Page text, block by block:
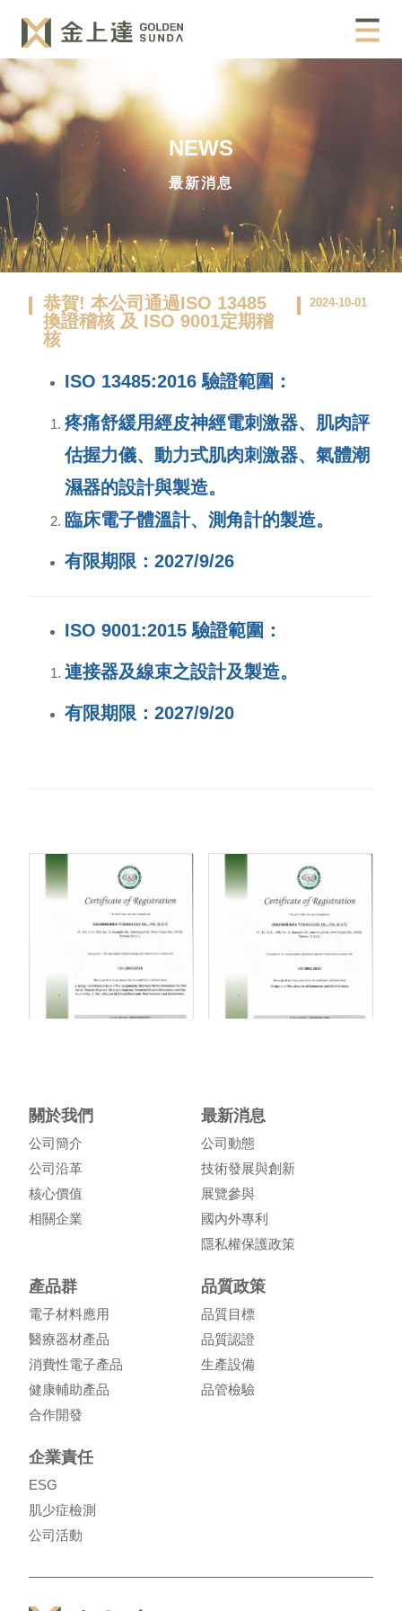
NEWS
最新消息
恭賀! 本公司通過ISO 13485
換證稽核 及 ISO 9001定期稽
核
2024-10-01
ISO 13485:2016 驗證範圍：
疼痛舒緩用經皮神經電刺激器、肌肉評
估握力儀、動力式肌肉刺激器、氣體潮
濕器的設計與製造。
臨床電子體溫計、測角計的製造。
有限期限：2027/9/26
ISO 9001:2015 驗證範圍：
連接器及線束之設計及製造。
有限期限：2027/9/20
關於我們
公司簡介
公司沿革
核心價值
相關企業
最新消息
公司動態
技術發展與創新
展覽參與
國內外專利
隱私權保護政策
產品群
電子材料應用
醫療器材產品
消費性電子產品
健康輔助產品
合作開發
品質政策
品質目標
品質認證
生產設備
品管檢驗
企業責任
ESG
肌少症檢測
公司活動